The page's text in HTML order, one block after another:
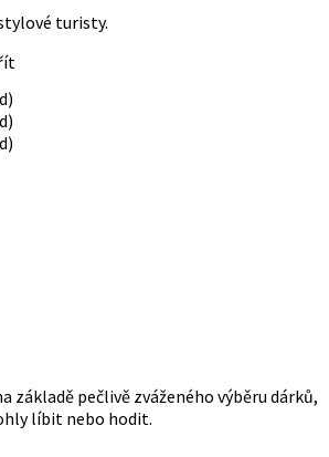
turisty.
základě pečlivě zváženého výběru dárků,
líbit nebo hodit.